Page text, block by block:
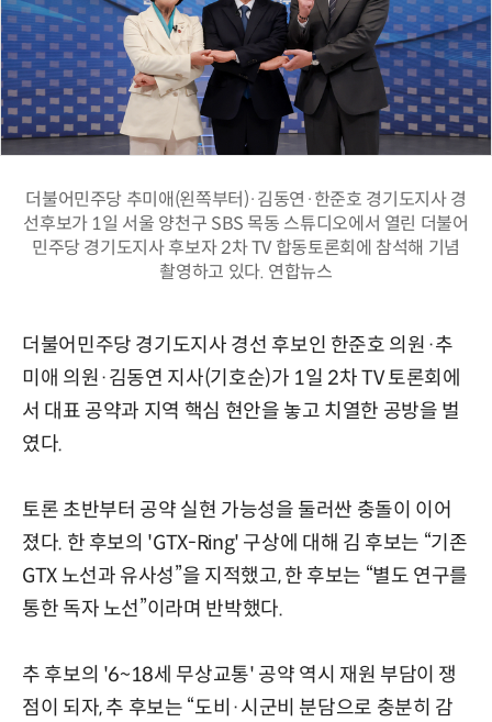
더불어민주당 추미애(왼쪽부터)·김동연·한준호 경기도지사 경
선후보가 1일 서울 양천구 SBS 목동 스튜디오에서 열린 더불어
민주당 경기도지사 후보자 2차 TV 합동토론회에 참석해 기념
촬영하고 있다. 연합뉴스
더불어민주당 경기도지사 경선 후보인 한준호 의원·추
미애 의원·김동연 지사(기호순)가 1일 2차 TV 토론회에
서 대표 공약과 지역 핵심 현안을 놓고 치열한 공방을 벌
였다.
토론 초반부터 공약 실현 가능성을 둘러싼 충돌이 이어
졌다. 한 후보의 'GTX-Ring' 구상에 대해 김 후보는 “기존
GTX 노선과 유사성”을 지적했고, 한 후보는 “별도 연구를
통한 독자 노선”이라며 반박했다.
추 후보의 '6~18세 무상교통' 공약 역시 재원 부담이 쟁
점이 되자, 추 후보는 “도비·시군비 분담으로 충분히 감